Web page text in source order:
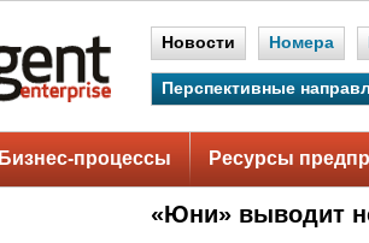
Новости Номера
Перспективные
Бизнес-процессы Ресурсы
«Юни» выводит